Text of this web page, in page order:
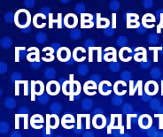
Основы